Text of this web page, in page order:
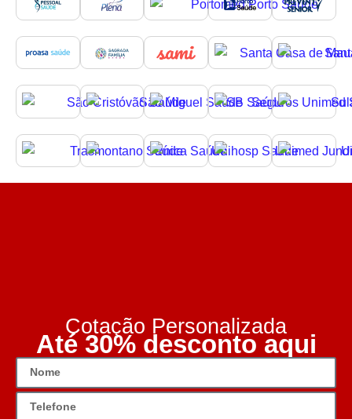
Cotação Personalizada
Até 30% desconto aqui